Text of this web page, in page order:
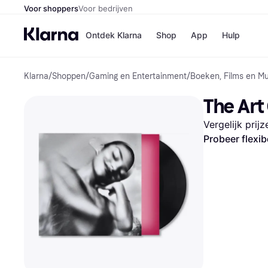
Voor shoppersVoor bedrijven
Ontdek Klarna Shop
Winkels
Bol
H&M
App Hulp
Klarna/Shoppen/Gaming en Entertainment/Boeken, Films en
The Art
Vergelijk
Probeer